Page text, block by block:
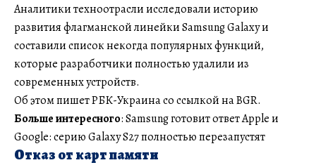
Аналитики техноотрасли исследовали историю
развития флагманской линейки Samsung Galaxy и
составили список некогда популярных функций,
которые разработчики полностью удалили из
современных устройств.
Об этом пишет РБК-Украина со ссылкой на BGR.
Больше интересного: Samsung готовит ответ Apple и
Google: серию Galaxy S27 полностью перезапустят
Отказ от карт памяти